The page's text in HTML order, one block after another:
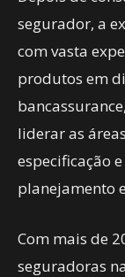
segurador, a
com vasta
produtos em
liderar as
especificação
planejamento
Com mais de
seguradoras